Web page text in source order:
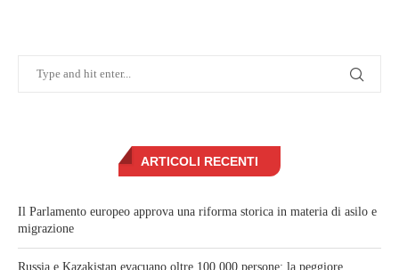
ARTICOLI RECENTI
Il Parlamento europeo approva una riforma storica in materia di asilo e
migrazione
Russia e Kazakistan evacuano oltre 100.000 persone: la peggiore